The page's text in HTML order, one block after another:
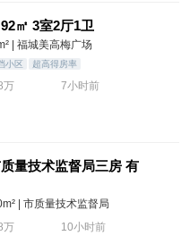
福城美高梅广场 92㎡ 3室2厅1卫
| 福城美高梅广场
小区 超高得房率
万
7小时前
量技术监督局三房 有
| 市质量技术监督局
万
10小时前